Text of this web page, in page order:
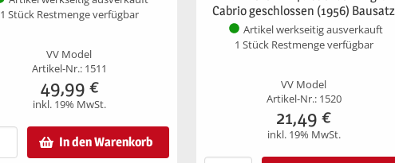
1 Stück Restmenge verfügbar
VV Model
Artikel-Nr.: 1511
49,99 €
inkl. 19% MwSt.
In den Warenkorb
Cabrio geschlossen (1956) Bausatz
Artikel werkseitig ausverkauft
1 Stück Restmenge verfügbar
VV Model
Artikel-Nr.: 1520
21,49 €
inkl. 19% MwSt.